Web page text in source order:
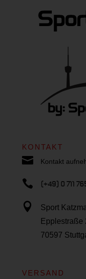
KONTAKT
 Kontakt
 (+49) 0 711

Sport
Epplestraße
70597
VERSAND